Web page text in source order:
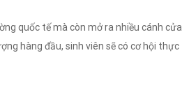
quốc tế mà còn mở ra nhiều cánh cửa
hàng đầu, sinh viên sẽ có cơ hội thực